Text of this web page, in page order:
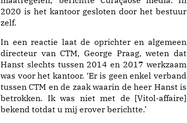
2020 is het kantoor gesloten door het bestuur
zelf.
In een reactie laat de oprichter en algemeen
directeur van CTM, George Praag, weten dat
Hanst slechts tussen 2014 en 2017 werkzaam
was voor het kantoor. ‘Er is geen enkel verband
tussen CTM en de zaak waarin de heer Hanst is
betrokken. Ik was niet met de [Vitol-affaire]
bekend totdat u mij erover berichtte.’